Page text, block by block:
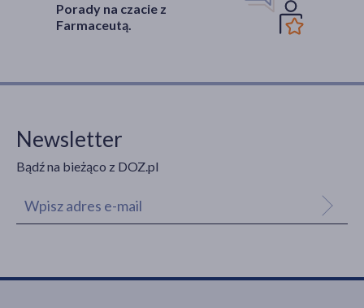
Porady na czacie z
Farmaceutą.
Newsletter
Bądź na bieżąco z DOZ.pl